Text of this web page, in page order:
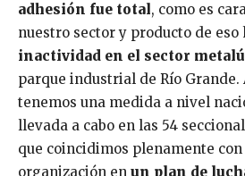
adhesión fue total, como es
nuestro sector y producto de eso
inactividad en el sector
parque industrial de Río Grande.
tenemos una medida a nivel
llevada a cabo en las 54
que coincidimos plenamente
organización en un plan de